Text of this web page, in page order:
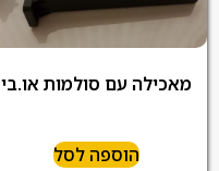
מאכילה עם סולמות או.בי
הוספה לסל